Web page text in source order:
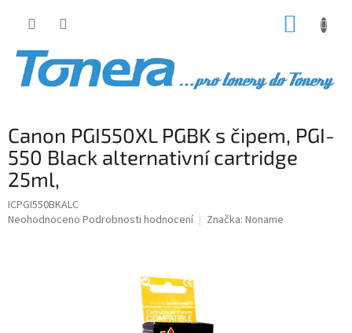
Canon PGI550XL PGBK s čipem, PGI-
550 Black alternativní cartridge
25ml,
ICPGI550BKALC
Průměrné
Neohodnoceno Podrobnosti hodnocení Značka: Noname